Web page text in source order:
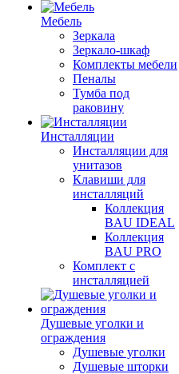
Мебель
Зеркала
Зеркало-шкаф
Комплекты мебели
Пеналы
Тумба под
раковину
Инсталляции
Инсталляции для
унитазов
Клавиши для
инсталляций
Коллекция
BAU IDEAL
Коллекция
BAU PRO
Комплект с
инсталляцией
Душевые уголки и
ограждения
Душевые уголки
Душевые шторки